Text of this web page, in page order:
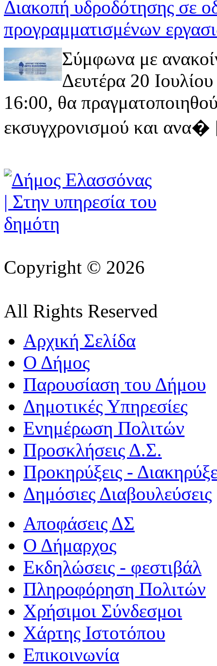
Διακοπή υδροδότησης σε
προγραμματισμένων
Σύμφωνα με
Δευτέρα 20
16:00, θα
εκσυγχρονισμού και
Copyright © 2026
All Rights Reserved
Αρχική Σελίδα
Ο Δήμος
Παρουσίαση του Δήμου
Δημοτικές Υπηρεσίες
Ενημέρωση Πολιτών
Προσκλήσεις Δ.Σ.
Προκηρύξεις -
Δημόσιες Διαβουλεύσεις
Αποφάσεις ΔΣ
Ο Δήμαρχος
Εκδηλώσεις - φεστιβάλ
Πληροφόρηση Πολιτών
Χρήσιμοι Σύνδεσμοι
Χάρτης Ιστοτόπου
Επικοινωνία